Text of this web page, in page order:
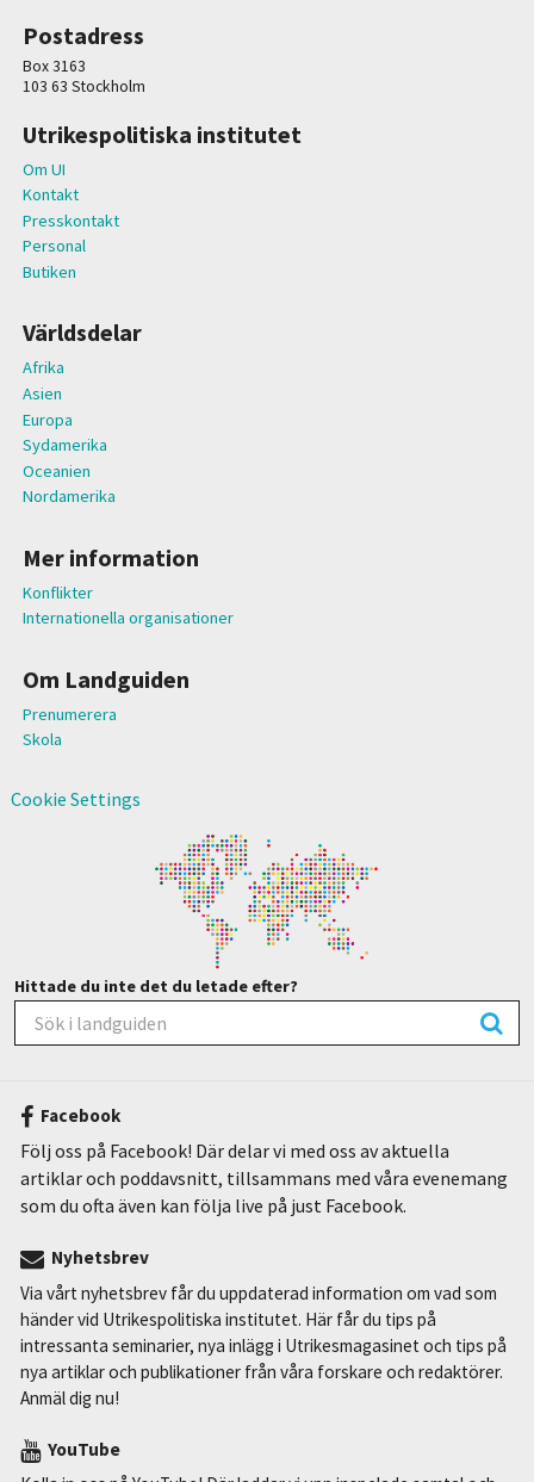
Postadress
Box 3163
103 63 Stockholm
Utrikespolitiska institutet
Om UI
Kontakt
Presskontakt
Personal
Butiken
Världsdelar
Afrika
Asien
Europa
Sydamerika
Oceanien
Nordamerika
Mer information
Konflikter
Internationella organisationer
Om Landguiden
Prenumerera
Skola
Cookie Settings
Hittade du inte det du letade efter?
Facebook
Följ oss på Facebook! Där delar vi med oss av aktuella
artiklar och poddavsnitt, tillsammans med våra evenemang
som du ofta även kan följa live på just Facebook.
Nyhetsbrev
Via vårt nyhetsbrev får du uppdaterad information om vad som
händer vid Utrikespolitiska institutet. Här får du tips på
intressanta seminarier, nya inlägg i Utrikesmagasinet och tips på
nya artiklar och publikationer från våra forskare och redaktörer.
Anmäl dig nu!
YouTube